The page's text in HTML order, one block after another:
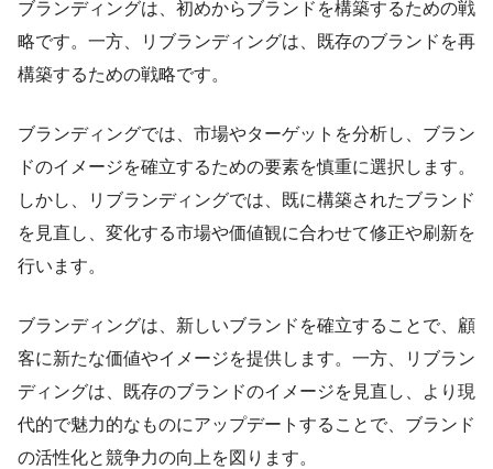
ブランディングは、初めからブランドを構築するための戦
略です。一方、リブランディングは、既存のブランドを再
構築するための戦略です。
ブランディングでは、市場やターゲットを分析し、ブラン
ドのイメージを確立するための要素を慎重に選択します。
しかし、リブランディングでは、既に構築されたブランド
を見直し、変化する市場や価値観に合わせて修正や刷新を
行います。
ブランディングは、新しいブランドを確立することで、顧
客に新たな価値やイメージを提供します。一方、リブラン
ディングは、既存のブランドのイメージを見直し、より現
代的で魅力的なものにアップデートすることで、ブランド
の活性化と競争力の向上を図ります。